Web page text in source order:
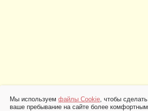
Мы используем файлы Cookie, чтобы сделать
ваше пребывание на сайте более комфортным